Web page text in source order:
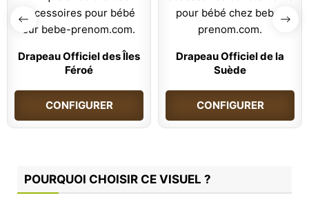
Drapeau Officiel des Îles
Féroé
CONFIGURER
Drapeau Officiel de la
Suède
CONFIGURER
POURQUOI CHOISIR CE VISUEL ?